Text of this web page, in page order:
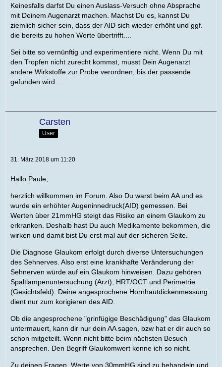
Keinesfalls darfst Du einen Auslass-Versuch ohne Absprache
mit Deinem Augenarzt machen. Machst Du es, kannst Du
ziemlich sicher sein, dass der AID sich wieder erhöht und ggf.
die bereits zu hohen Werte übertrifft....
Sei bitte so vernünftig und experimentiere nicht. Wenn Du mit
den Tropfen nicht zurecht kommst, musst Dein Augenarzt
andere Wirkstoffe zur Probe verordnen, bis der passende
gefunden wird...
Carsten
User
31. März 2018 um 11:20
Hallo Paule,
herzlich willkommen im Forum. Also Du warst beim AA und es
wurde ein erhöhter Augeninnedruck(AID) gemessen. Bei
Werten über 21mmHG steigt das Risiko an einem Glaukom zu
erkranken. Deshalb hast Du auch Medikamente bekommen, die
wirken und damit bist Du erst mal auf der sicheren Seite.
Die Diagnose Glaukom erfolgt durch diverse Untersuchungen
des Sehnerves. Also erst eine krankhafte Veränderung der
Sehnerven würde auf ein Glaukom hinweisen. Dazu gehören
Spaltlampenuntersuchung (Arzt), HRT/OCT und Perimetrie
(Gesichtsfeld). Deine angesprochene Hornhautdickenmessung
dient nur zum korigieren des AID.
Ob die angesprochene "grinfügige Beschädigung" das Glaukom
untermauert, kann dir nur dein AA sagen, bzw hat er dir auch so
schon mitgeteilt. Wenn nicht bitte beim nächsten Besuch
ansprechen. Den Begriff Glaukomwert kenne ich so nicht.
Zu deinen Fragen. Werte von 30mmHG sind zu behandeln und